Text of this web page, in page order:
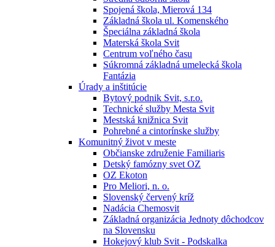
Spojená škola, Mierová 134
Základná škola ul. Komenského
Špeciálna základná škola
Materská škola Svit
Centrum voľného času
Súkromná základná umelecká škola
Fantázia
Úrady a inštitúcie
Bytový podnik Svit, s.r.o.
Technické služby Mesta Svit
Mestská knižnica Svit
Pohrebné a cintorínske služby
Komunitný život v meste
Občianske združenie Familiaris
Detský famózny svet OZ
OZ Ekoton
Pro Meliori, n. o.
Slovenský červený kríž
Nadácia Chemosvit
Základná organizácia Jednoty dôchodcov
na Slovensku
Hokejový klub Svit - Podskalka